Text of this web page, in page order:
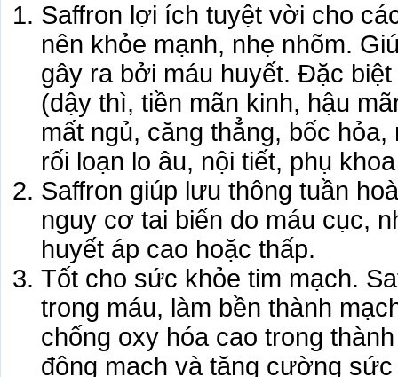
Saffron lợi ích tuyệt vời cho
nên khỏe mạnh, nhẹ nhõm.
gây ra bởi máu huyết. Đặc
(dậy thì, tiền mãn kinh, hậu
mất ngủ, căng thẳng, bốc
rối loạn lo âu, nội tiết, phụ
Saffron giúp lưu thông tuần
nguy cơ tai biến do máu cục,
huyết áp cao hoặc thấp.
Tốt cho sức khỏe tim mạch.
trong máu, làm bền thành
chống oxy hóa cao trong
động mạch và tăng cường